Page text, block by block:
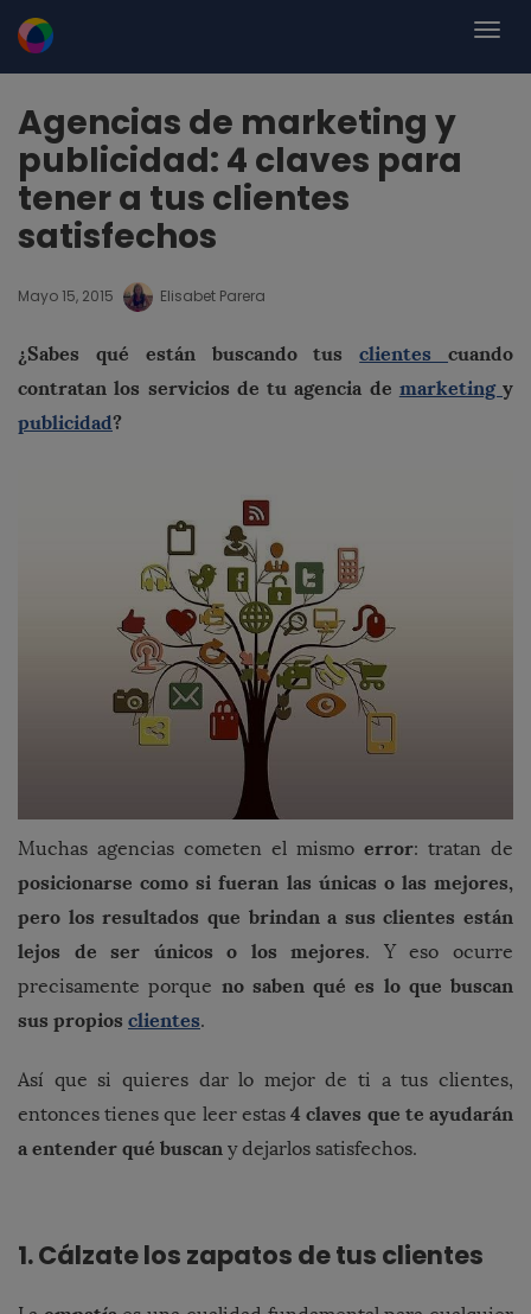
Agencias de marketing y
publicidad: 4 claves para
tener a tus clientes
satisfechos
Mayo 15, 2015 Elisabet Parera
¿Sabes qué están buscando tusclientescuando
contratan los servicios de tu agencia de marketing y
publicidad?
Muchas agencias cometen el mismo error: tratan de
posicionarse como si fueran las únicas o las mejores,
pero los resultados que brindan a sus clientes están
lejos de ser únicos o los mejores. Y eso ocurre
precisamente porque no saben qué es lo que buscan
sus propios clientes.
Así que si quieres dar lo mejor de ti a tus clientes,
entonces tienes que leer estas4 claves que te ayudarán
a entender qué buscan y dejarlos satisfechos.
1. Cálzate los zapatos de tus clientes